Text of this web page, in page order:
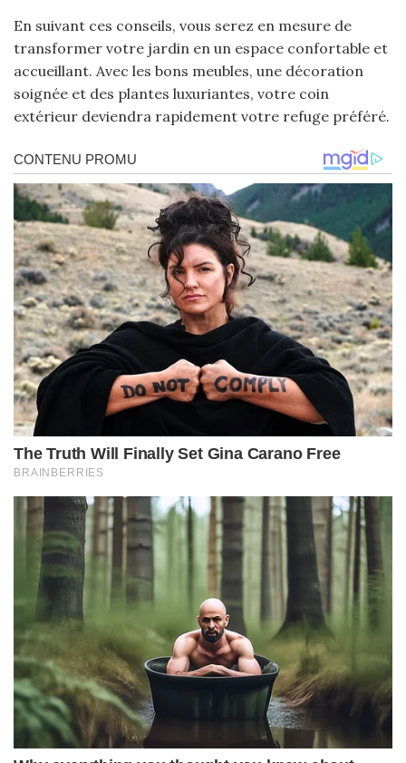
En suivant ces conseils, vous serez en mesure de
transformer votre jardin en un espace confortable et
accueillant. Avec les bons meubles, une décoration
soignée et des plantes luxuriantes, votre coin
extérieur deviendra rapidement votre refuge préféré.